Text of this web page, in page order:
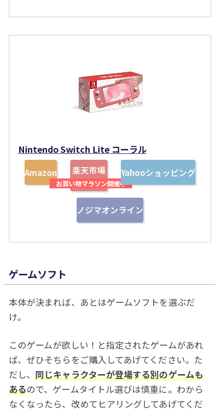
Nintendo Switch Lite コーラル
Amazon 楽天市場 Yahooショッピング
ノジマオンライン
ゲームソフト
本体が決まれば、あとはゲームソフトを選ぶだ
け。
このゲームが欲しい！と指定されたゲームがあれ
ば、ぜひそちらをご購入してあげてください。た
だし、同じキャラクターが登場する別のゲームも
あるので、ゲームタイトル選びは慎重に。わから
なくなったら、改めてヒアリングしてあげてくだ